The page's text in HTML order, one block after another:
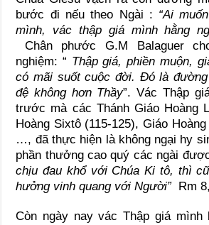
bước đi nếu theo Ngài : “Ai
mình, vác thập giá mình hằng
Chân phước G.M Balaguer
nghiệm: “ Thập giá, phiền muộn,
có mãi suốt cuộc đời. Đó là
đệ không hơn Thầy”. Vác Thập
trước mà các Thánh Giáo Hoàng
Hoàng Sixtô (115-125), Giáo
…, đã thực hiện là không ngại hy
phần thưởng cao quý các ngài
chịu đau khổ với Chúa Ki tô, thì
hưởng vinh quang với Người” Rm
Còn ngày nay vác Thập giá mình